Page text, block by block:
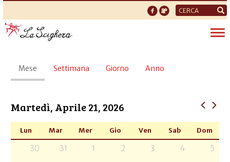
Form
di
ricerca
Schede
primarie
Mese (scheda
attiva)
Settimana Giorno Anno
Martedì, Aprile 21, 2026
Lun Mar Mer Gio Ven Sab Dom
30 31 1 2 3 4 5